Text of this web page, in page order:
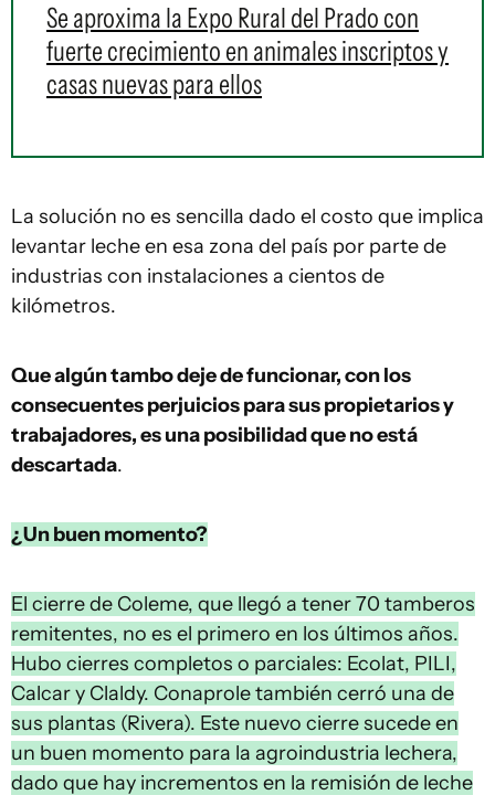
Se aproxima la Expo Rural del Prado con
fuerte crecimiento en animales inscriptos y
casas nuevas para ellos
La solución no es sencilla dado el costo que implica
levantar leche en esa zona del país por parte de
industrias con instalaciones a cientos de
kilómetros.
Que algún tambo deje de funcionar, con los
consecuentes perjuicios para sus propietarios y
trabajadores, es una posibilidad que no está
descartada.
¿Un buen momento?
El cierre de Coleme, que llegó a tener 70 tamberos
remitentes, no es el primero en los últimos años.
Hubo cierres completos o parciales: Ecolat, PILI,
Calcar y Claldy. Conaprole también cerró una de
sus plantas (Rivera). Este nuevo cierre sucede en
un buen momento para la agroindustria lechera,
dado que hay incrementos en la remisión de leche